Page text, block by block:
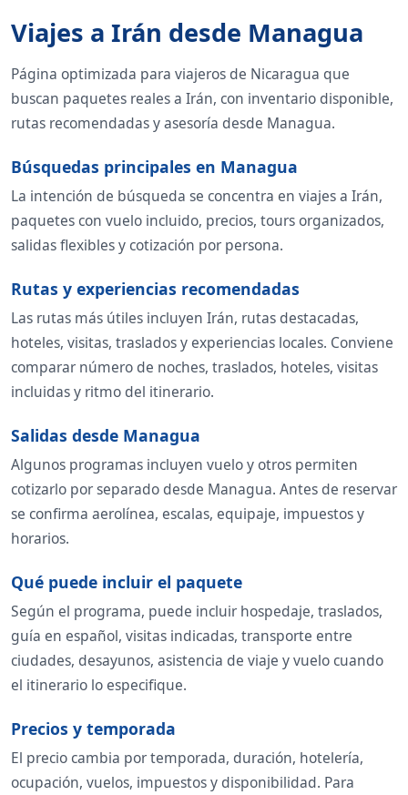
Viajes a Irán desde Managua
Página optimizada para viajeros de Nicaragua que
buscan paquetes reales a Irán, con inventario disponible,
rutas recomendadas y asesoría desde Managua.
Búsquedas principales en Managua
La intención de búsqueda se concentra en viajes a Irán,
paquetes con vuelo incluido, precios, tours organizados,
salidas flexibles y cotización por persona.
Rutas y experiencias recomendadas
Las rutas más útiles incluyen Irán, rutas destacadas,
hoteles, visitas, traslados y experiencias locales. Conviene
comparar número de noches, traslados, hoteles, visitas
incluidas y ritmo del itinerario.
Salidas desde Managua
Algunos programas incluyen vuelo y otros permiten
cotizarlo por separado desde Managua. Antes de reservar
se confirma aerolínea, escalas, equipaje, impuestos y
horarios.
Qué puede incluir el paquete
Según el programa, puede incluir hospedaje, traslados,
guía en español, visitas indicadas, transporte entre
ciudades, desayunos, asistencia de viaje y vuelo cuando
el itinerario lo especifique.
Precios y temporada
El precio cambia por temporada, duración, hotelería,
ocupación, vuelos, impuestos y disponibilidad. Para